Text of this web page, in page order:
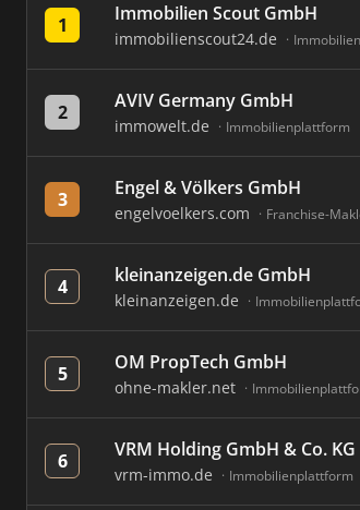
1 Immobilien Scout GmbH
immobilienscout24.de
2 AVIV Germany GmbH
immowelt.de Immobilienplattform
3 Engel & Völkers GmbH
engelvoelkers.com Franchise-
4 kleinanzeigen.de GmbH
kleinanzeigen.de
5 OM PropTech GmbH
ohne-makler.net
6 VRM Holding GmbH & Co. KG
vrm-immo.de Immobilienplattform